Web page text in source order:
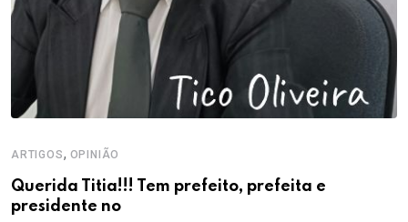
ARTIGOS, OPINIÃO
Querida Titia!!! Tem prefeito, prefeita e
presidente no